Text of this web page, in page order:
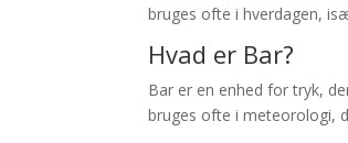
bruges ofte i hverdagen,
Hvad er Bar?
Bar er en enhed for tryk,
bruges ofte i meteorologi,